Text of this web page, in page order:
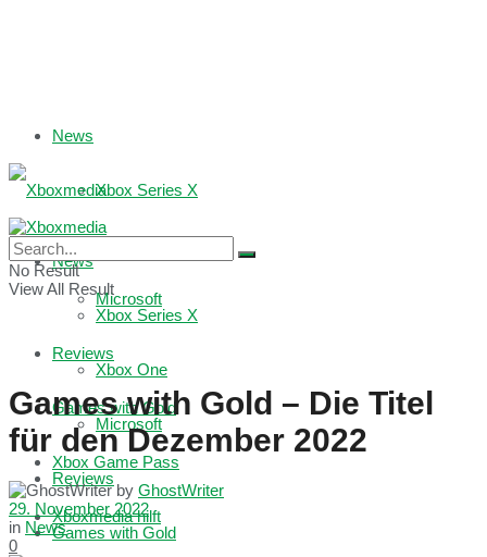
News
Xbox Series X
Microsoft
Reviews
Games with Gold
Xbox Game Pass
Xboxmedia hilft
News
Xbox Series X
Xbox One
Microsoft
Reviews
Games with Gold
No Result
View All Result
Games with Gold – Die Titel
für den Dezember 2022
by GhostWriter
29. November 2022
in News
0